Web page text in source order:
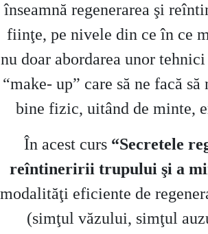
înseamnă regenerarea şi
fiinţe, pe nivele din ce în ce
nu doar abordarea unor
“make- up” care să ne facă
bine fizic, uitând de minte,
În acest curs “Secretele
reîntineririi trupului şi a
modalităţi eficiente de
(simţul văzului, simţul